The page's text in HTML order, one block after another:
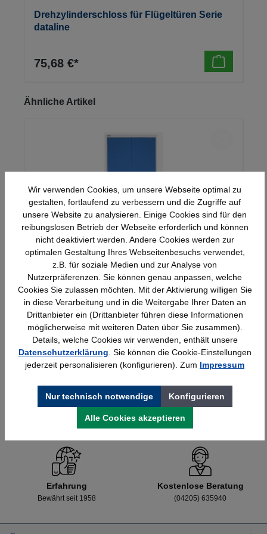
Drehzylinderschloss für Flügeltüren Serie
dataline
75,68 €*
Produktgalerie überspringen
Ähnliche Artikel
Stahl-Flügeltürenschrank Serie 950
428,40 €* Details
Schnelle Lieferung
Bundesweit
Topmarken
Faire Preise
Erfahrung
Bewährt seit 1958
Kostenlose Beratung
(04205) 635940
Wir verwenden Cookies, um unsere Webseite optimal zu
gestalten, fortlaufend zu verbessern und die Zugriffe auf
unsere Website zu analysieren. Einige Cookies sind für den
reibungslosen Betrieb der Webseite erforderlich und können
nicht deaktiviert werden. Andere Cookies werden zur
optimalen Gestaltung Ihres Webseitenbesuchs verwendet,
z.B. für soziale Medien und zur Analyse von
Nutzerpräferenzen. Sie können genau anpassen, welche
Cookies Sie zulassen möchten. Mit der Aktivierung willigen Sie
in diese Verarbeitung und in die Weitergabe Ihrer Daten an
Drittanbieter ein (Drittanbieter führen diese Informationen
möglicherweise mit weiteren Daten über Sie zusammen).
Details, welche Cookies wir verwenden, enthält unsere
Datenschutzerklärung . Sie können die Cookie-Einstellungen
jederzeit personalisieren (konfigurieren). Zum Impressum
Nur technisch notwendige Konfigurieren
Alle Cookies akzeptieren